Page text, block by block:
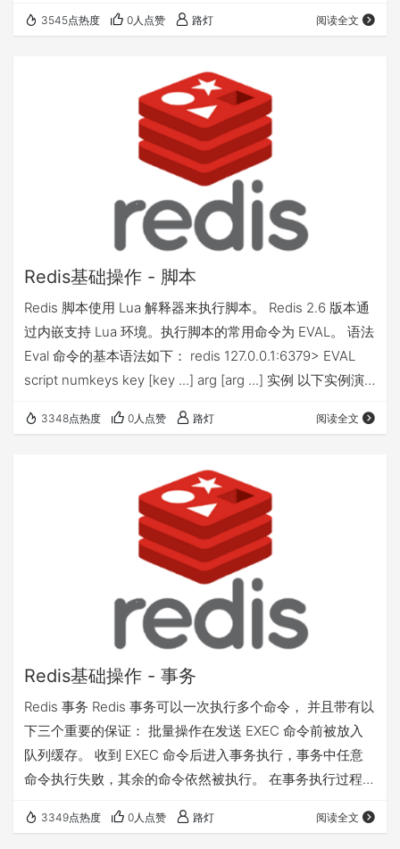
描述 1 AUTH password 验证密码是否正确 2 ECHO
3545点热度 0人点赞 路灯 阅读全文
Redis基础操作 - 脚本
Redis 脚本使用 Lua 解释器来执行脚本。 Redis 2.6 版本通
过内嵌支持 Lua 环境。执行脚本的常用命令为 EVAL。 语法
Eval 命令的基本语法如下： redis 127.0.0.1:6379> EVAL
script numkeys key [key ...] arg [arg ...] 实例 以下实例演
"return {KEYS[1],KEYS[2],ARGV[1],ARGV[2]}" 2 …
3348点热度 0人点赞 路灯 阅读全文
Redis基础操作 - 事务
Redis 事务 Redis 事务可以一次执行多个命令， 并且带有以
下三个重要的保证： 批量操作在发送 EXEC 命令前被放入
队列缓存。 收到 EXEC 命令后进入事务执行，事务中任意
命令执行失败，其余的命令依然被执行。 在事务执行过程，
中。 一个事务从开始到执行会经历以下三个阶段： 开始事
3349点热度 0人点赞 路灯 阅读全文